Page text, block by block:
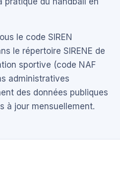
le code SIREN
le répertoire SIRENE de
sportive (code NAF
administratives
des données publiques
à jour mensuellement.